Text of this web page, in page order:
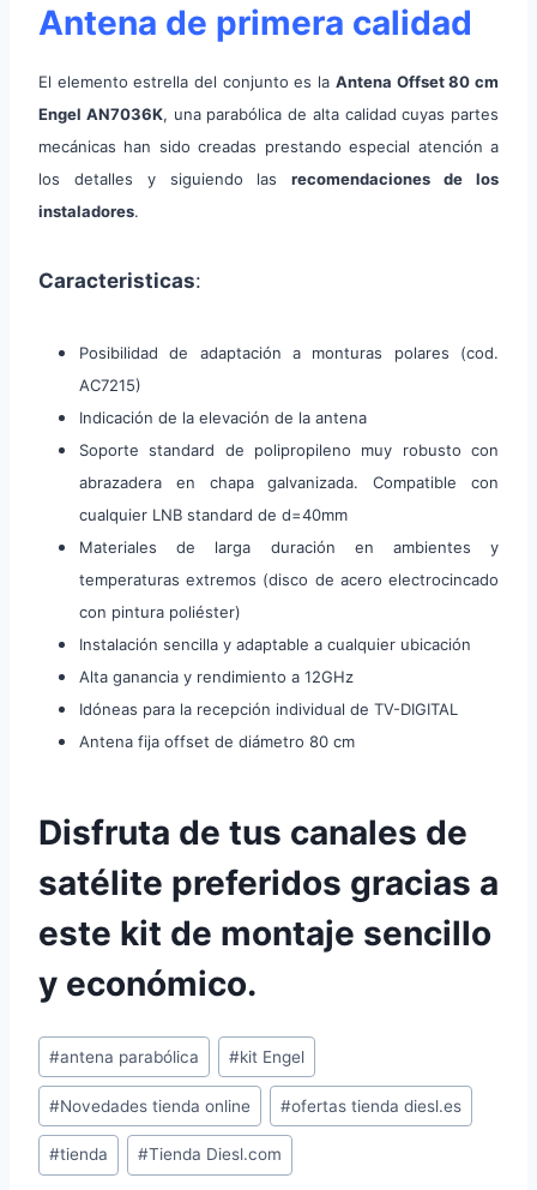
Antena de primera calidad
El elemento estrella del conjunto es la Antena Offset 80 cm
Engel AN7036K, una parabólica de alta calidad cuyas partes
mecánicas han sido creadas prestando especial atención a
los detalles y siguiendo lasrecomendaciones de los
instaladores.
Caracteristicas:
Posibilidad de adaptación a monturas polares (cod.
AC7215)
Indicación de la elevación de la antena
Soporte standard de polipropileno muy robusto con
abrazadera en chapa galvanizada. Compatible con
cualquier LNB standard de d=40mm
Materiales de larga duración en ambientes y
temperaturas extremos (disco de acero electrocincado
con pintura poliéster)
Instalación sencilla y adaptable a cualquier ubicación
Alta ganancia y rendimiento a 12GHz
Idóneas para la recepción individual de TV-DIGITAL
Antena fija offset de diámetro 80 cm
Disfruta de tus canales de
satélite preferidos gracias a
este kit de montaje sencillo
y económico.
Etiquetas
de
la
entrada:
#antena parabólica #kit Engel
#Novedades tienda online #ofertas tienda diesl.es
#tienda #Tienda Diesl.com